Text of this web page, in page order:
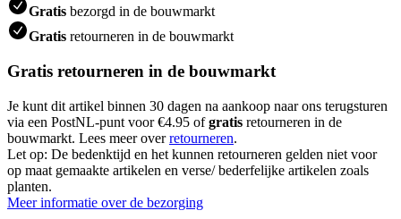
Gratis bezorgd in de bouwmarkt
Gratis retourneren in de bouwmarkt
Gratis retourneren in de bouwmarkt
Je kunt dit artikel binnen 30 dagen na aankoop naar ons terugsturen
via een PostNL-punt voor €4.95 ofgratis retourneren in de
bouwmarkt. Lees meer overretourneren.
Let op: De bedenktijd en het kunnen retourneren gelden niet voor
op maat gemaakte artikelen en verse/ bederfelijke artikelen zoals
planten.
Meer informatie over de bezorging